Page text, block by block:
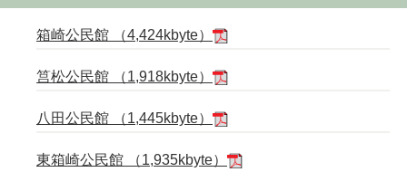
箱崎公民館 （4,424kbyte）
筥松公民館 （1,918kbyte）
八田公民館 （1,445kbyte）
東箱崎公民館 （1,935kbyte）